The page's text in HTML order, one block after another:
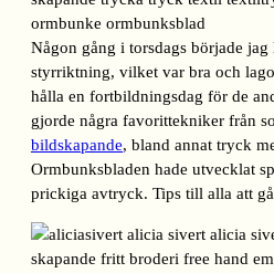
Någon gång i torsdags började jag
styrriktning, vilket var bra och
hålla en fortbildningsdag för de
gjorde några favorittekniker från
bildskapande, bland annat tryck
Ormbunksbladen hade utvecklat
prickiga avtryck. Tips till alla att